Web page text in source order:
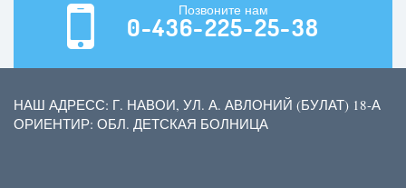
Позвоните нам
0-436-225-25-38
НАШ АДРЕСС: Г. НАВОИ, УЛ. А. АВЛОНИЙ (БУЛАТ) 18-А
ОРИЕНТИР: ОБЛ. ДЕТСКАЯ БОЛНИЦА